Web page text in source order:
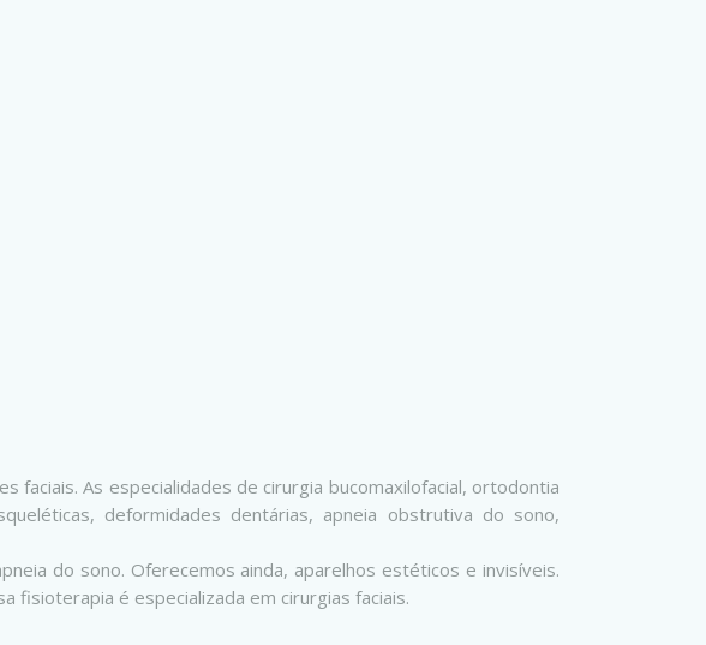
faciais. As especialidades de cirurgia bucomaxilofacial, ortodontia
deformidades dentárias, apneia obstrutiva do sono,
do sono. Oferecemos ainda, aparelhos estéticos e invisíveis.
fisioterapia é especializada em cirurgias faciais.